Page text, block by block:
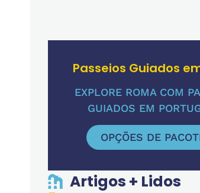
Passeios Guiados
EXPLORE ROMA COM
GUIADOS EM
OPÇÕES DE
Artigos + Lidos